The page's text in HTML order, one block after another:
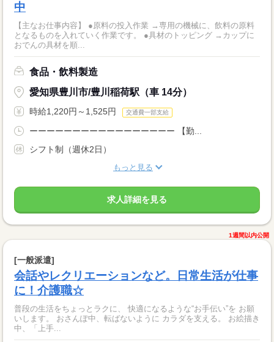
中
【主なお仕事内容】 ●原料の投入作業 →専用の機械に、飲料の原料
となるものを入れていく作業です。 ●具材のトッピング →カップに
おでんの具材を順...
食品・飲料製造
愛知県豊川市/豊川稲荷駅（車 14分）
時給1,220円～1,525円 交通費一部支給
ーーーーーーーーーーーーーーーーー 【勤...
シフト制（週休2日）
もっと見る
求人詳細を見る
1週間以内公開
[一般派遣]
会話やレクリエーションなど。日常生活が仕事
に！介護職☆
普段の生活をちょっとラクに、 快適になるような“お手伝い”を お願
いします。 おさんぽ中、転ばないように カラダを支える。 お絵描き
中、「上手...